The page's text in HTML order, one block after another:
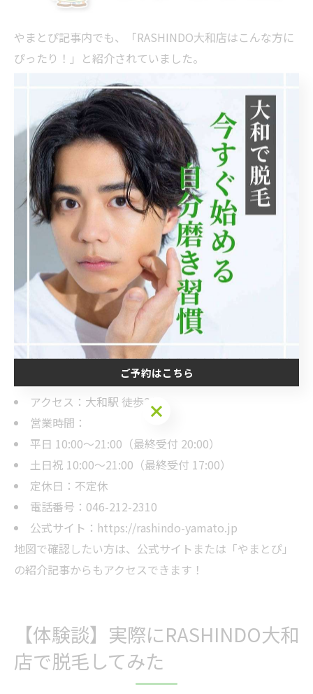
やまとぴ記事内でも、「RASHINDO大和店はこんな方に
ぴったり！」と紹介されていました。
初めて脱毛を受ける男性
コース契約に縛られたくない方
サクッと仕事帰りに通いたい方
プライバシーを重視したい方
特に、脱毛初心者の方からの支持が厚く、実際に体験さ
れたお客様からも高評価の口コミが寄せられています。
RASHINDO大和店の基本情報
店舗名：RASHINDO大和店
住所：神奈川県大和市中央2-4-14 トロトゥーナ大和
アクセス：大和駅 徒歩2分
営業時間：
平日 10:00〜21:00（最終受付 20:00）
土日祝 10:00〜21:00（最終受付 17:00）
定休日：不定休
電話番号：046-212-2310
公式サイト：https://rashindo-yamato.jp
地図で確認したい方は、公式サイトまたは「やまとぴ」
の紹介記事からもアクセスできます！
【体験談】実際にRASHINDO大和
店で脱毛してみた
ご予約はこちら
ご予約はこちら